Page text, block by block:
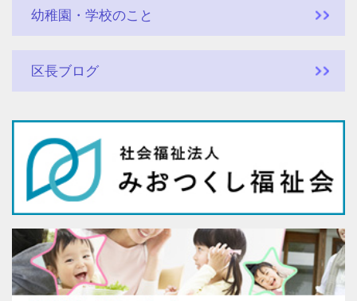
幼稚園・学校のこと
区長ブログ